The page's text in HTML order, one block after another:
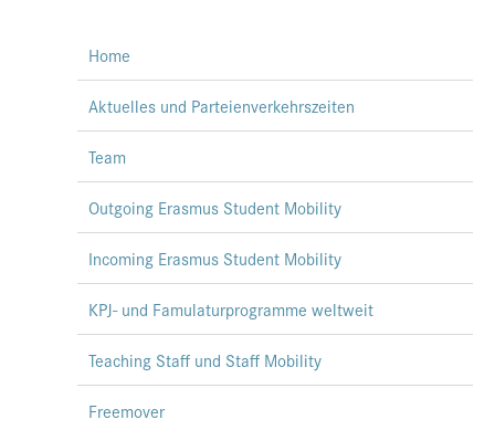
Home
Aktuelles und Parteienverkehrszeiten
Team
Outgoing Erasmus Student Mobility
Incoming Erasmus Student Mobility
KPJ- und Famulaturprogramme weltweit
Teaching Staff und Staff Mobility
Freemover